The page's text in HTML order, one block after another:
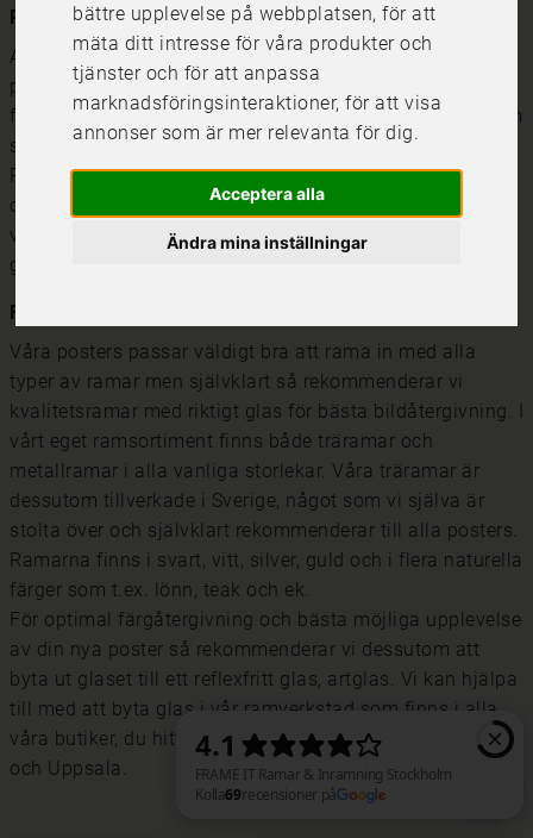
bättre upplevelse på webbplatsen,för att
mäta ditt intresse för våra produkter och
tjänster och för att anpassa
marknadsföringsinteraktioner,för att visa
annonser som är mer relevanta för dig.
Acceptera alla
Ändra mina inställningar
Posters på premium matt papper i alla storlekar
Alla posters printas av oss själva på premium matt
papper, ett tjockt premium papper med bra
färgåtergivning. Ett tjockt papper är lätt att montera i ram
så att det blir platt och fint även vid stora storlekar.
Papperet har en matt yta som inte reflekterar ljus från
omgivningen så att postern ser fin ut från alla olika
vinklar. Vi använder endast professionell printteknik som
gör att färgåtergivningen blir enastående och hållbar.
Rama in dina posters med riktiga tavelramar
Våra posters passar väldigt bra att rama in med alla
typer av ramar men självklart så rekommenderar vi
kvalitetsramar med riktigt glas för bästa bildåtergivning. I
vårt eget ramsortiment finns både träramar och
metallramar i alla vanliga storlekar. Våra träramar är
dessutom tillverkade i Sverige, något som vi själva är
stolta över och självklart rekommenderar till alla posters.
Ramarna finns i svart, vitt, silver, guld och i flera naturella
färger som t.ex. lönn, teak och ek.
För optimal färgåtergivning och bästa möjliga upplevelse
av din nya poster så rekommenderar vi dessutom att
byta ut glaset till ett reflexfritt glas, artglas. Vi kan hjälpa
till med att byta glas i vår ramverkstad som finns i alla
våra butiker, du hittar våra butiker i Stockholm, Göteborg
och Uppsala.